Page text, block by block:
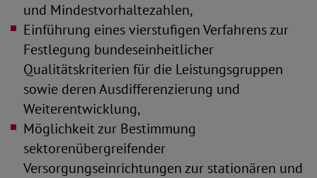
und Mindestvorhaltezahlen,
Einführung eines vierstufigen Verfahrens zur
Festlegung bundeseinheitlicher
Qualitätskriterien für die Leistungsgruppen
sowie deren Ausdifferenzierung und
Weiterentwicklung,
Möglichkeit zur Bestimmung
sektorenübergreifender
Versorgungseinrichtungen zur stationären und